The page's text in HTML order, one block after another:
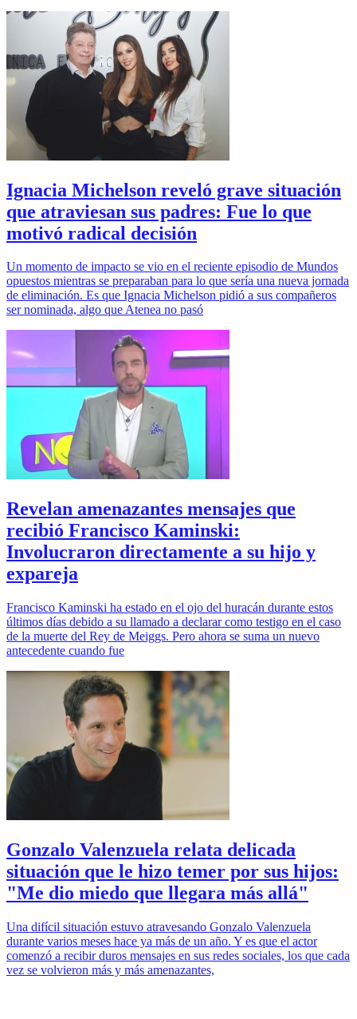
Ignacia Michelson reveló grave situación
que atraviesan sus padres: Fue lo que
motivó radical decisión
Un momento de impacto se vio en el reciente episodio de Mundos
opuestos mientras se preparaban para lo que sería una nueva jornada
de eliminación. Es que Ignacia Michelson pidió a sus compañeros
ser nominada, algo que Atenea no pasó
Revelan amenazantes mensajes que
recibió Francisco Kaminski:
Involucraron directamente a su hijo y
expareja
Francisco Kaminski ha estado en el ojo del huracán durante estos
últimos días debido a su llamado a declarar como testigo en el caso
de la muerte del Rey de Meiggs. Pero ahora se suma un nuevo
antecedente cuando fue
Gonzalo Valenzuela relata delicada
situación que le hizo temer por sus hijos:
"Me dio miedo que llegara más allá"
Una difícil situación estuvo atravesando Gonzalo Valenzuela
durante varios meses hace ya más de un año. Y es que el actor
comenzó a recibir duros mensajes en sus redes sociales, los que cada
vez se volvieron más y más amenazantes,